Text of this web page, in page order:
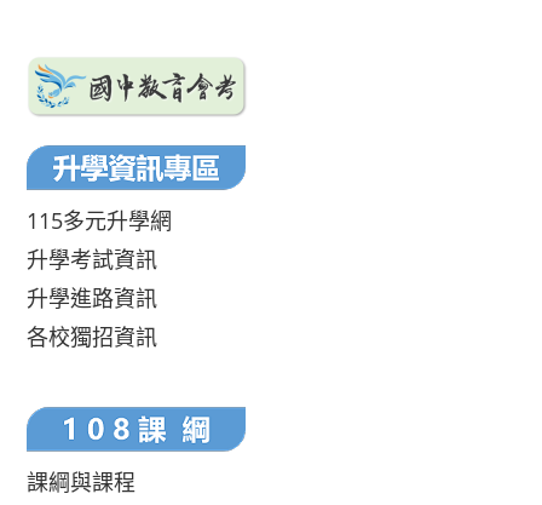
115多元升學網
升學考試資訊
升學進路資訊
各校獨招資訊
課綱與課程